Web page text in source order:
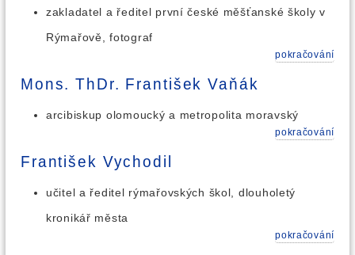
zakladatel a ředitel první české měšťanské školy v
Rýmařově, fotograf
pokračování
Mons. ThDr. František Vaňák
arcibiskup olomoucký a metropolita moravský
pokračování
František Vychodil
učitel a ředitel rýmařovských škol, dlouholetý
kronikář města
pokračování